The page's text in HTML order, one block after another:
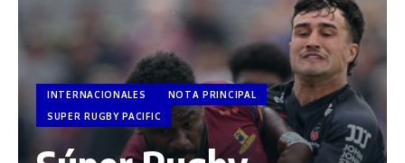
INTERNACIONALES
NOTA PRINCIPAL
SUPER RUGBY PACIFIC